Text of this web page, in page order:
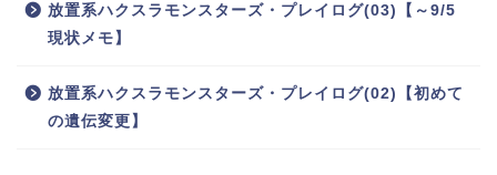
放置系ハクスラモンスターズ・プレイログ(03)【～9/5
現状メモ】
放置系ハクスラモンスターズ・プレイログ(02)【初めて
の遺伝変更】